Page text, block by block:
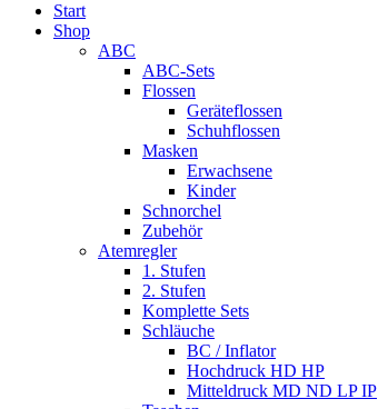
Start
Shop
ABC
ABC-Sets
Flossen
Geräteflossen
Schuhflossen
Masken
Erwachsene
Kinder
Schnorchel
Zubehör
Atemregler
1. Stufen
2. Stufen
Komplette Sets
Schläuche
BC / Inflator
Hochdruck HD HP
Mitteldruck MD ND LP IP